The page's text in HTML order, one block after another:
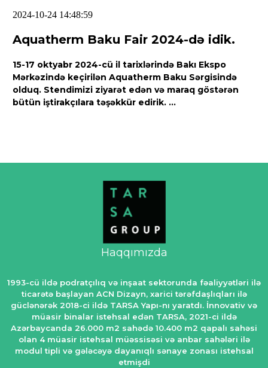
2024-10-24 14:48:59
Aquatherm Baku Fair 2024-də idik.
15-17 oktyabr 2024-cü il tarixlərində Bakı Ekspo
Mərkəzində keçirilən Aquatherm Baku Sərgisində
olduq. Stendimizi ziyarət edən və maraq göstərən
bütün iştirakçılara təşəkkür edirik. ...
Haqqımızda
1993-cü ildə podratçılıq və inşaat sektorunda fəaliyyətləri ilə
ticarətə başlayan ACN Dizayn, xarici tərəfdaşlıqları ilə
güclənərək 2018-ci ildə TARSA Yapı-nı yaratdı. İnnovativ və
müasir binalar istehsal edən TARSA, 2021-ci ildə
Azərbaycanda 26.000 m2 sahədə 10.400 m2 qapalı sahəsi
olan 4 müasir istehsal müəssisəsi və anbar sahələri ilə
modul tipli və gələcəyə dayanıqlı sənaye zonası istehsal
etmişdi